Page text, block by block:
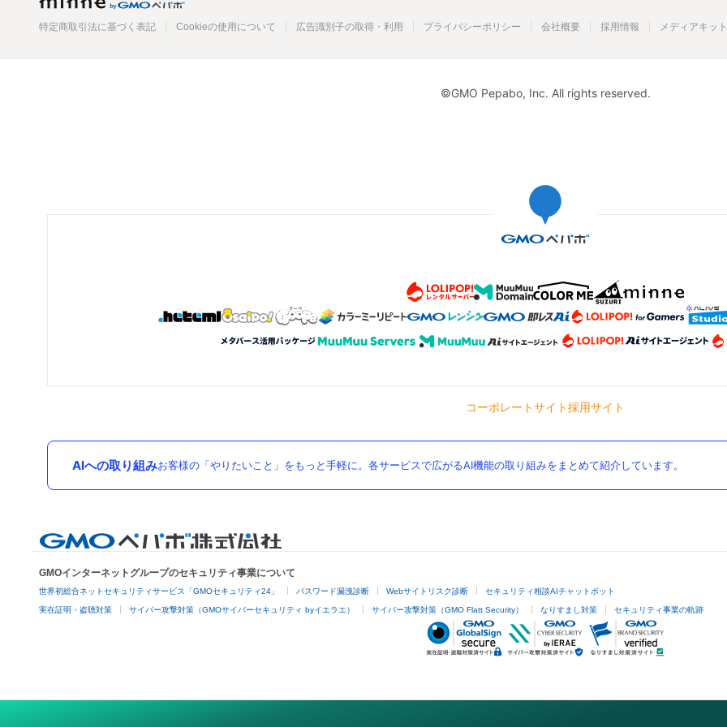
特定商取引法に基づく表記 Cookieの使用について 広告識別子の取得・利用 プライバシーポリシー 会社概要 採用情報 メディアキット
©GMO Pepabo, Inc. All rights reserved.
コーポレートサイト採用サイト
AIへの取り組みお客様の「やりたいこと」をもっと手軽に。各サービスで広がるAI機能の取り組みをまとめて紹介しています。
GMOインターネットグループのセキュリティ事業について
世界初総合ネットセキュリティサービス「GMOセキュリティ24」 パスワード漏洩診断 Webサイトリスク診断 セキュリティ相談AIチャットボット
実在証明・盗聴対策 サイバー攻撃対策（GMOサイバーセキュリティ byイエラエ） サイバー攻撃対策（GMO Flatt Security） なりすまし対策 セキュリティ事業の軌跡